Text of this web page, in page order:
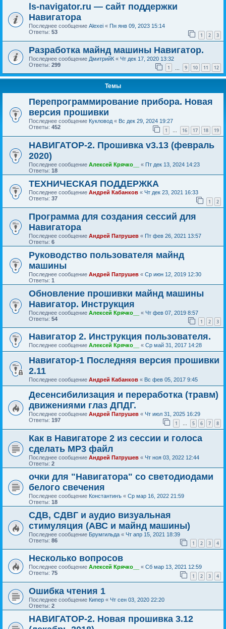
ls-navigator.ru — сайт поддержки
Навигатора
Последнее сообщение Alexei « Пн янв 09, 2023 15:14
Ответы: 53 1 2 3
Разработка майнд машины Навигатор.
Последнее сообщение ДмитрийК « Чт дек 17, 2020 13:32
Ответы: 299 1 9 10 11 12
Темы
Перепрограммирование прибора. Новая
версия прошивки
Последнее сообщение Кукловод « Вс дек 29, 2024 19:27
Ответы: 452 1 … 16 17 18 19
НАВИГАТОР-2. Прошивка v3.13 (февраль
2020)
Последнее сообщение Алексей Крячко__ « Пт дек 13, 2024 14:23
Ответы: 18
ТЕХНИЧЕСКАЯ ПОДДЕРЖКА
Последнее сообщение Андрей Кабанков « Чт дек 23, 2021 16:33
Ответы: 37 1 2
Программа для создания сессий для
Навигатора
Последнее сообщение Андрей Патрушев « Пт фев 26, 2021 13:57
Ответы: 6
Руководство пользователя майнд
машины
Последнее сообщение Андрей Патрушев « Ср июн 12, 2019 12:30
Ответы: 1
Обновление прошивки майнд машины
Навигатор. Инструкция
Последнее сообщение Алексей Крячко__ « Чт фев 07, 2019 8:57
Ответы: 54 1 2 3
Навигатор 2. Инструкция пользователя.
Последнее сообщение Алексей Крячко__ « Ср май 31, 2017 14:28
Навигатор-1 Последняя версия прошивки
2.11
Последнее сообщение Андрей Кабанков « Вс фев 05, 2017 9:45
Десенсибилизация и переработка (травм)
движениями глаз ДПДГ.
Последнее сообщение Андрей Патрушев « Чт июл 31, 2025 16:29
Ответы: 197 1 … 5 6 7 8
Как в Навигаторе 2 из сессии и голоса
сделать МР3 файл
Последнее сообщение Андрей Патрушев « Чт ноя 03, 2022 12:44
Ответы: 2
очки для "Навигатора" со светодиодами
белого свечения
Последнее сообщение Константинъ « Ср мар 16, 2022 21:59
Ответы: 18
СДВ, СДВГ и аудио визуальная
стимуляция (АВС и майнд машины)
Последнее сообщение Брумгильда « Чт апр 15, 2021 18:39
Ответы: 86 1 2 3 4
Несколько вопросов
Последнее сообщение Алексей Крячко__ « Сб мар 13, 2021 12:59
Ответы: 75 1 2 3 4
Ошибка чтения 1
Последнее сообщение Кипер « Чт сен 03, 2020 22:20
Ответы: 2
НАВИГАТОР-2. Новая прошивка 3.12